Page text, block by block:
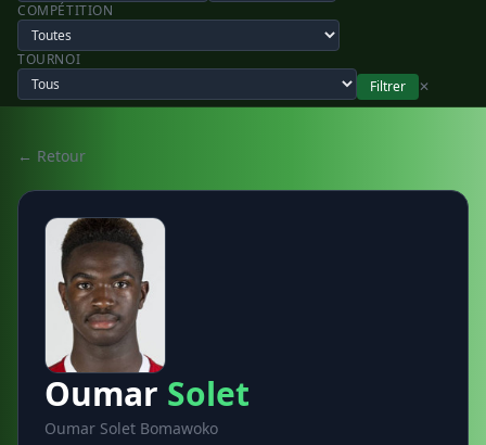
COMPÉTITION
TOURNOI
Filtrer
✕
← Retour
Oumar Solet
Oumar Solet Bomawoko